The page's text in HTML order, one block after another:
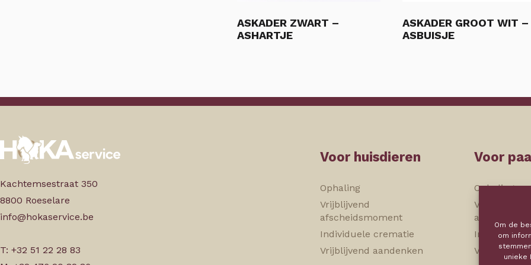
Om de
om
unieke
ASKADER ZWART –
ASHARTJE
ASKADER GROOT WIT –
ASBUISJE
Kachtemsestraat 350
8800 Roeselare
info@hokaservice.be
T: +32 51 22 28 83
Voor huisdieren
Ophaling
Vrijblijvend
afscheidsmoment
Individuele crematie
Vrijblijvend aandenken
Voor
Ophaling
Vrijblijvend
Individuele
Vrijblijvend